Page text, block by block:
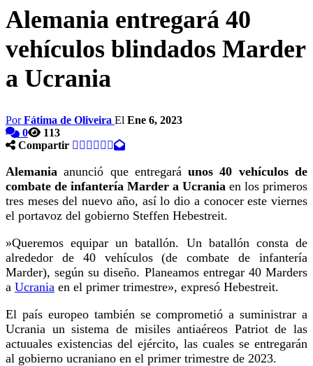
Alemania entregará 40
vehículos blindados Marder
a Ucrania
PorFátima de Oliveira El Ene 6, 2023
0
113
Compartir
Alemania anunció que entregará unos 40 vehículos de
combate de infantería Marder a Ucrania en los primeros
tres meses del nuevo año, así lo dio a conocer este viernes
el portavoz del gobierno Steffen Hebestreit.
»Queremos equipar un batallón. Un batallón consta de
alrededor de 40 vehículos (de combate de infantería
Marder), según su diseño. Planeamos entregar 40 Marders
a Ucrania en el primer trimestre», expresó Hebestreit.
El país europeo también se comprometió a suministrar a
Ucrania un sistema de misiles antiaéreos Patriot de las
actuuales existencias del ejército, las cuales se entregarán
al gobierno ucraniano en el primer trimestre de 2023.